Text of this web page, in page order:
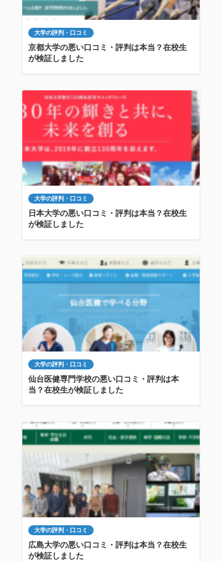
大学の評判・口コミ
京都大学の悪い口コミ・評判は本当？在校生
が検証しました
大学の評判・口コミ
日本大学の悪い口コミ・評判は本当？在校生
が検証しました
大学の評判・口コミ
仙台医健専門学校の悪い口コミ・評判は本
当？在校生が検証しました
大学の評判・口コミ
広島大学の悪い口コミ・評判は本当？在校生
が検証しました